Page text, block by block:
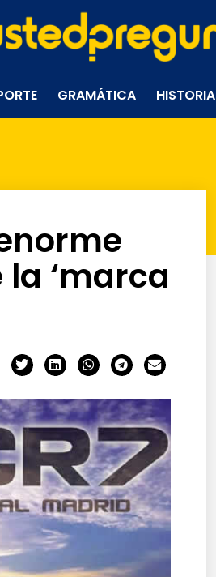
GRAMÁTICA HISTORIA
‘marca